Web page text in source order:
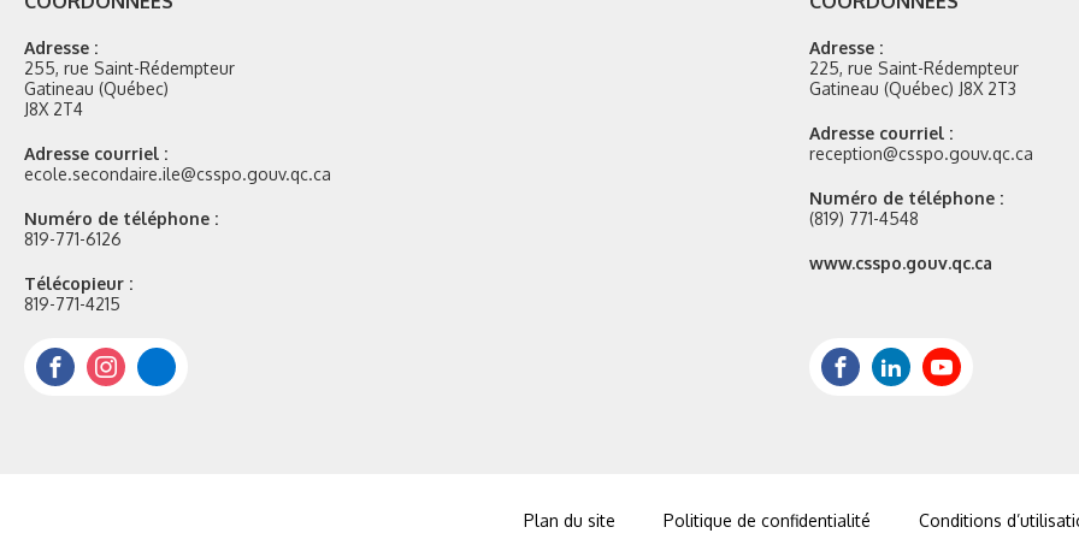
Adresse :
255, rue Saint-Rédempteur
Gatineau (Québec)
J8X 2T4
Adresse courriel :
ecole.secondaire.ile@csspo.gouv.qc.ca
Numéro de téléphone :
819-771-6126
Télécopieur :
819-771-4215
FacebookInstagram
Portail
Mozaik
Adresse :
225, rue Saint-Rédempteur
Gatineau (Québec) J8X 2T3
Adresse courriel :
reception@csspo.gouv.qc.ca
Numéro de téléphone :
(819) 771-4548
Site
www.csspo.gouv.qc.ca
FacebookLinkedInYoutube
Plan du site Politique de confidentialité Conditions